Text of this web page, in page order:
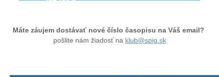
Máte záujem dostávať nové číslo časopisu na Váš email?
pošlite nám žiadosť na klub@spig.sk